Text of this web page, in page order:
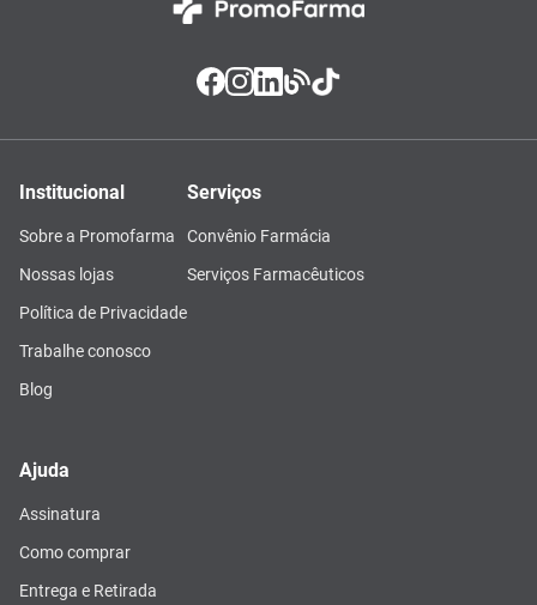
Institucional
Sobre a Promofarma
Nossas lojas
Política de Privacidade
Trabalhe conosco
Blog
Serviços
Convênio Farmácia
Serviços Farmacêuticos
Ajuda
Assinatura
Como comprar
Entrega e Retirada